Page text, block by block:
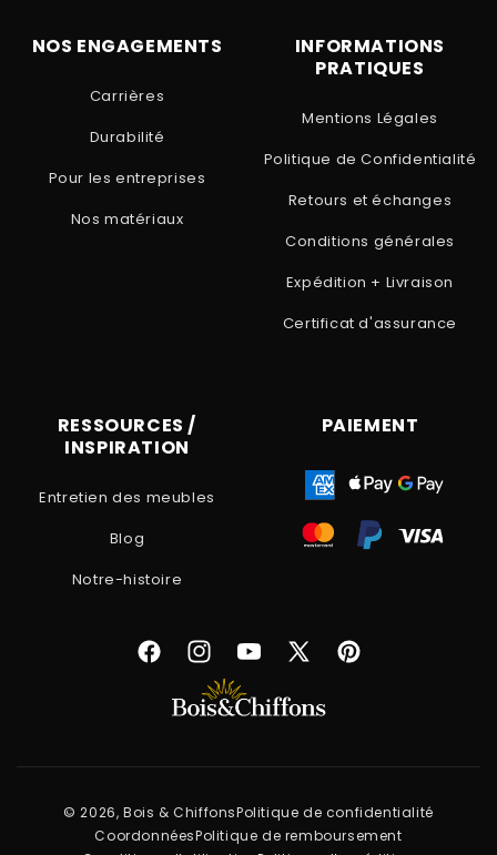
NOS ENGAGEMENTS
Carrières
Durabilité
Pour les entreprises
Nos matériaux
INFORMATIONS
PRATIQUES
Mentions Légales
Politique de Confidentialité
Retours et échanges
Conditions générales
Expédition + Livraison
Certificat d'assurance
RESSOURCES /
INSPIRATION
Entretien des meubles
Blog
Notre-histoire
PAIEMENT
FacebookInstagramYouTube
X
Pinterest
© 2026, Bois & ChiffonsPolitique de confidentialité
CoordonnéesPolitique de remboursement